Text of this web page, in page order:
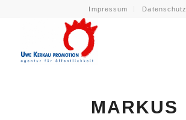
Impressum Datenschutz
MARKUS